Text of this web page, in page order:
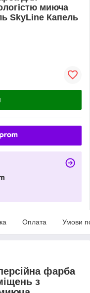
миюча
SkyLine Капель
Оплата Умови
фарба
з